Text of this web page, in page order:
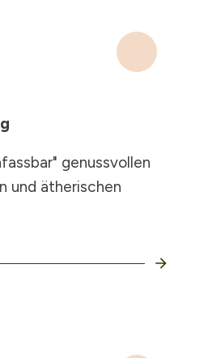
genussvollen
und ätherischen